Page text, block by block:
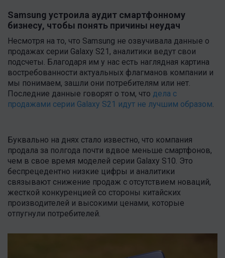
Samsung устроила аудит смартфонному
бизнесу, чтобы понять причины неудач
Несмотря на то, что Samsung не озвучивала данные о
продажах серии Galaxy S21, аналитики ведут свои
подсчеты. Благодаря им у нас есть наглядная картина
востребованности актуальных флагманов компании и
мы понимаем, зашли они потребителям или нет.
Последние данные говорят о том, что дела с
продажами серии Galaxy S21 идут не лучшим образом
Буквально на днях стало известно, что компания
продала за полгода почти вдвое меньше смартфонов,
чем в свое время моделей серии Galaxy S10. Это
беспрецедентно низкие цифры и аналитики
связывают снижение продаж с отсутствием новаций,
жесткой конкуренцией со стороны китайских
производителей и высокими ценами, которые
отпугнули потребителей.